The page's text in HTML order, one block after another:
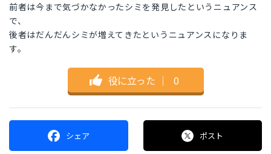
前者は今まで気づかなかったシミを発見したというニュアンス
で、
後者はだんだんシミが増えてきたというニュアンスになりま
す。
役に立った ｜ 0
シェア ポスト